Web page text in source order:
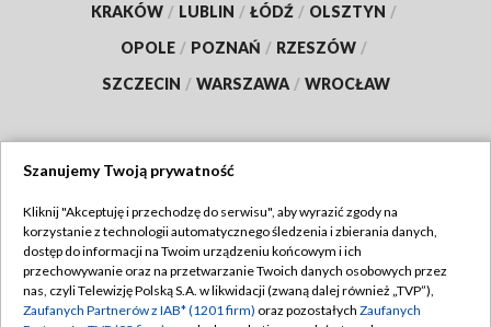
KRAKÓW / LUBLIN / ŁÓDŹ / OLSZTYN /
OPOLE / POZNAŃ / RZESZÓW /
SZCZECIN / WARSZAWA / WROCŁAW
TVP
Abonament TVP
Emisja w TVP
Regulamin TVP
Polityka prywatności
Szanujemy Twoją prywatność
Kliknij "Akceptuję i przechodzę do serwisu", aby wyrazić zgody na
korzystanie z technologii automatycznego śledzenia i zbierania danych,
dostęp do informacji na Twoim urządzeniu końcowym i ich
przechowywanie oraz na przetwarzanie Twoich danych osobowych przez
nas, czyli Telewizję Polską S.A. w likwidacji (zwaną dalej również „TVP”),
Zaufanych Partnerów z IAB* (1201 firm) oraz pozostałych Zaufanych